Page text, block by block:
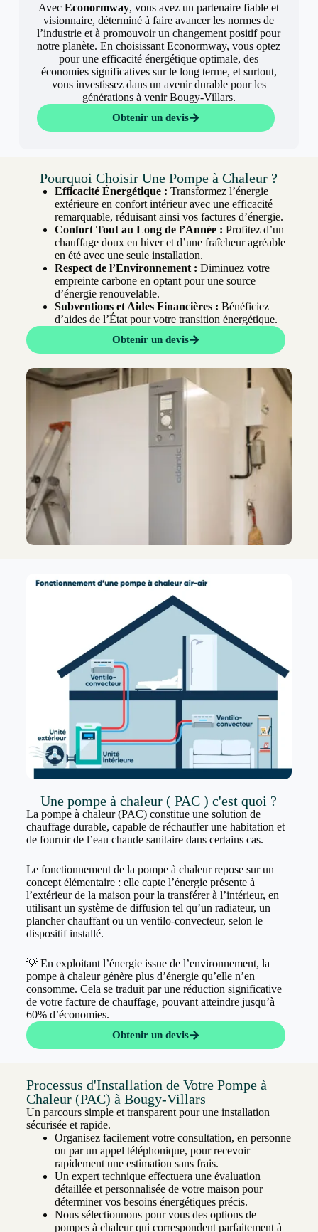
AvecEconormway, vous avez un partenaire fiable et
visionnaire, déterminé à faire avancer les normes de
l’industrie et à promouvoir un changement positif pour
notre planète. En choisissant Econormway, vous optez
pour une efficacité énergétique optimale, des
économies significatives sur le long terme, et surtout,
vous investissez dans un avenir durable pour les
générations à venir Bougy-Villars.
Obtenir un devis
Pourquoi Choisir Une Pompe à Chaleur ?
Efficacité Énergétique : Transformez l’énergie
extérieure en confort intérieur avec une efficacité
remarquable, réduisant ainsi vos factures d’énergie.
Confort Tout au Long de l’Année : Profitez d’un
chauffage doux en hiver et d’une fraîcheur agréable
en été avec une seule installation.
Respect de l’Environnement : Diminuez votre
empreinte carbone en optant pour une source
d’énergie renouvelable.
Subventions et Aides Financières : Bénéficiez
d’aides de l’État pour votre transition énergétique.
Obtenir un devis
Une pompe à chaleur ( PAC ) c'est quoi ?
La pompe à chaleur (PAC) constitue une solution de
chauffage durable, capable de réchauffer une habitation et
de fournir de l’eau chaude sanitaire dans certains cas.
Le fonctionnement de la pompe à chaleur repose sur un
concept élémentaire : elle capte l’énergie présente à
l’extérieur de la maison pour la transférer à l’intérieur, en
utilisant un système de diffusion tel qu’un radiateur, un
plancher chauffant ou un ventilo-convecteur, selon le
dispositif installé.
💡 En exploitant l’énergie issue de l’environnement, la
pompe à chaleur génère plus d’énergie qu’elle n’en
consomme. Cela se traduit par une réduction significative
de votre facture de chauffage, pouvant atteindre jusqu’à
60% d’économies.
Obtenir un devis
Processus d'Installation de Votre Pompe à
Chaleur (PAC) à Bougy-Villars
Un parcours simple et transparent pour une installation
sécurisée et rapide.
Organisez facilement votre consultation, en personne
ou par un appel téléphonique, pour recevoir
rapidement une estimation sans frais.
Un expert technique effectuera une évaluation
détaillée et personnalisée de votre maison pour
déterminer vos besoins énergétiques précis.
Nous sélectionnons pour vous des options de
pompes à chaleur qui correspondent parfaitement à